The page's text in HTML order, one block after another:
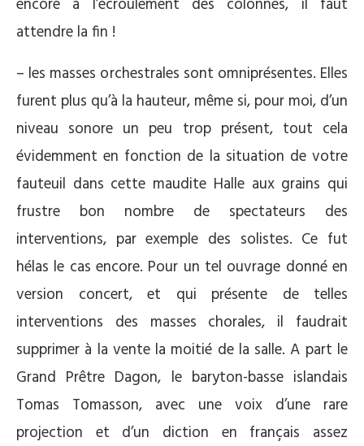
encore à l’écroulement des colonnes, il faut
attendre la fin !
– les masses orchestrales sont omniprésentes. Elles
furent plus qu’à la hauteur, même si, pour moi, d’un
niveau sonore un peu trop présent, tout cela
évidemment en fonction de la situation de votre
fauteuil dans cette maudite Halle aux grains qui
frustre bon nombre de spectateurs des
interventions, par exemple des solistes. Ce fut
hélas le cas encore. Pour un tel ouvrage donné en
version concert, et qui présente de telles
interventions des masses chorales, il faudrait
supprimer à la vente la moitié de la salle. A part le
Grand Prêtre Dagon, le baryton-basse islandais
Tomas Tomasson, avec une voix d’une rare
projection et d’un diction en français assez